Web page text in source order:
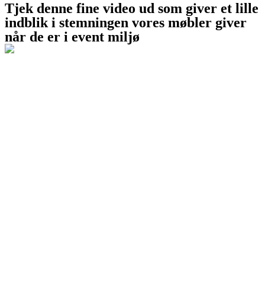
Tjek denne fine video ud som giver et lille
indblik i stemningen vores møbler giver
når de er i event miljø